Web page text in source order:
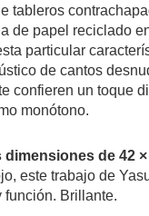
tableros
de papel reciclado
particular
de cantos
confieren un toque
monótono.
dimensiones de 42 ×
este trabajo de
función. Brillante.